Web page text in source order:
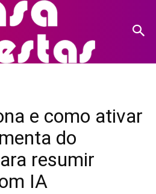
e como ativar
do
resumir
IA